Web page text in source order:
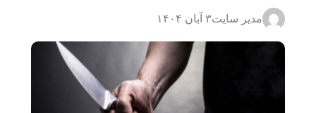
مدیر سایت۳ آبان ۱۴۰۴